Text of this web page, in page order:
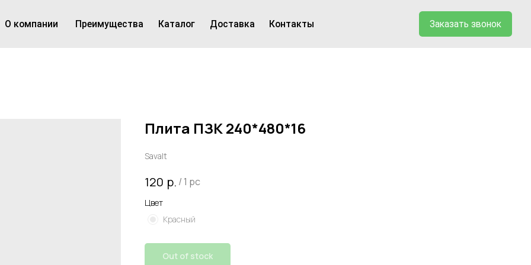
Преимущества Каталог Доставка Контакты
Плита ПЗК 240*480*16
Savalt
120 р. / 1 pc
Цвет
Красный
Out of stock